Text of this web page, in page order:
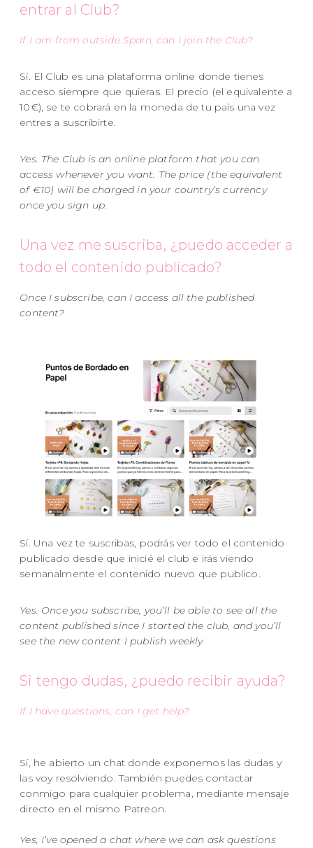
entrar al Club?
If I am from outside Spain, can I join the Club?
Sí. El Club es una plataforma online donde tienes
acceso siempre que quieras. El precio (el equivalente a
10€), se te cobrará en la moneda de tu país una vez
entres a suscribirte.
Yes. The Club is an online platform that you can
access whenever you want. The price (the equivalent
of €10) will be charged in your country’s currency
once you sign up.
Una vez me suscriba, ¿puedo acceder a
todo el contenido publicado?
Once I subscribe, can I access all the published
content?
Sí. Una vez te suscribas, podrás ver todo el contenido
publicado desde que inicié el club e irás viendo
semanalmente el contenido nuevo que publico.
Yes. Once you subscribe, you’ll be able to see all the
content published since I started the club, and you’ll
see the new content I publish weekly.
Si tengo dudas, ¿puedo recibir ayuda?
If I have questions, can I get help?
Sí, he abierto un chat donde exponemos las dudas y
las voy resolviendo. También puedes contactar
conmigo para cualquier problema, mediante mensaje
directo en el mismo Patreon.
Yes, I’ve opened a chat where we can ask questions